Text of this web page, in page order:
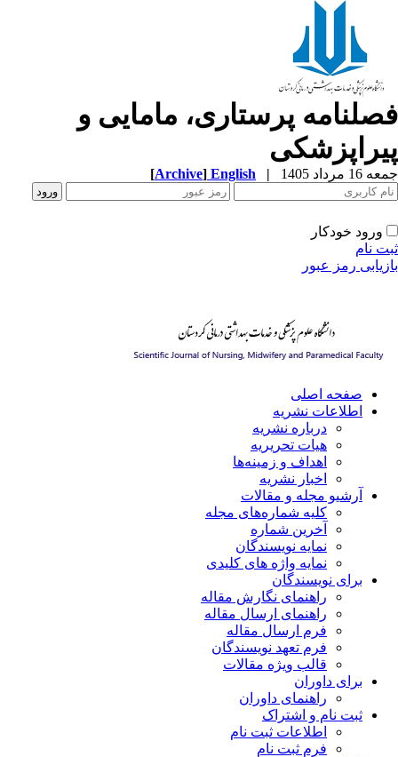
پرستاری، مامایی و
مرداد 1405 |
English
[Archive]
ورود خودکار
نام
رمز عبور
صفحه اصلی
اطلاعات نشریه
درباره نشریه
هیات تحریریه
اهداف و زمینه‌ها
اخبار نشریه
آرشیو مجله و مقالات
کلیه شماره‌های مجله
آخرین شماره
نمایه نویسندگان
نمایه واژه های کلیدی
برای نویسندگان
راهنمای نگارش مقاله
راهنمای ارسال مقاله
فرم ارسال مقاله
فرم تعهد نویسندگان
قالب ویژه مقالات
برای داوران
راهنمای داوران
ثبت نام و اشتراک
اطلاعات ثبت نام
فرم ثبت نام